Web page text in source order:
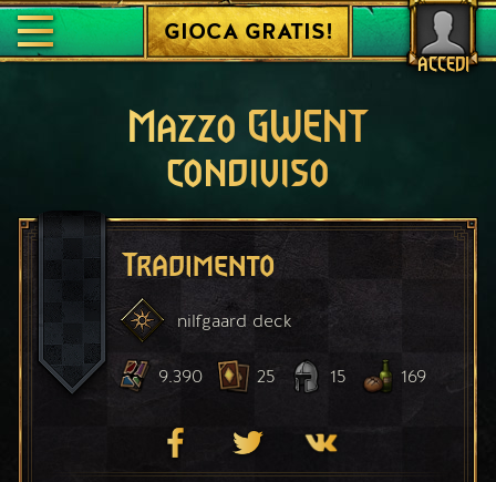
ACCEDI
GIOCA GRATIS!
Mazzo GWENT
condiviso
Tradimento
nilfgaard deck
9.390 25 15 169